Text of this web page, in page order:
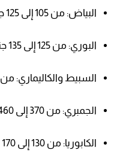
البياض: من 105 إلى 125 جنيهًا.
البوري: من 125 إلى 135 جنيهًا.
السبيط والكاليماري: من 280 إلى 310 جنيهات.
الجمبري: من 370 إلى 460 جنيهًا.
الكابوريا: من 130 إلى 170 جنيهًا.